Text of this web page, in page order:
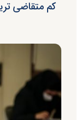
کم متقاضی